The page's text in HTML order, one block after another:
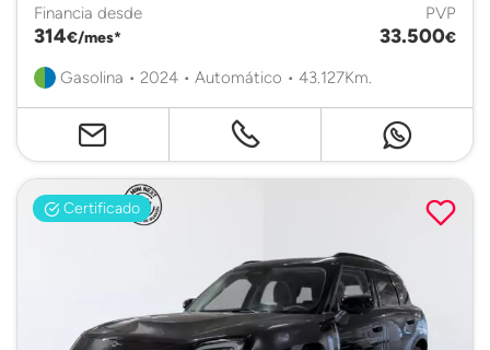
Financia desde
314€/mes*
PVP
33.500€
Gasolina • 2024 • Automático • 43.127Km.
Certificado